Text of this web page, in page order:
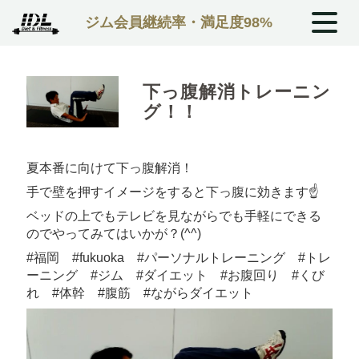
ジム会員継続率・満足度98%
下っ腹解消トレーニン
グ！！
夏本番に向けて下っ腹解消！
手で壁を押すイメージをすると下っ腹に効きます☝
ベッドの上でもテレビを見ながらでも手軽にできる
のでやってみてはいかが？(^^)
#福岡 #fukuoka #パーソナルトレーニング #トレ
ーニング #ジム #ダイエット #お腹回り #くび
れ #体幹 #腹筋 #ながらダイエット